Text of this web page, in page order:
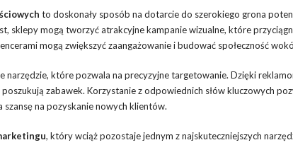
to doskonały sposób na dotarcie do szerokiego grona
sklepy mogą tworzyć atrakcyjne kampanie wizualne, które
mogą zwiększyć zaangażowanie i budować społeczność
narzędzie, które pozwala na precyzyjne targetowanie. Dzięki
zabawek. Korzystanie z odpowiednich słów kluczowych
szansę na pozyskanie nowych klientów.
, który wciąż pozostaje jednym z najskuteczniejszych